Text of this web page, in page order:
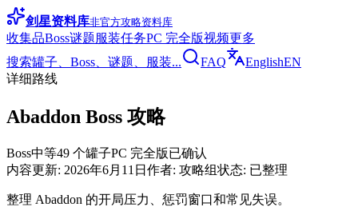
剑星资料库非官方攻略资料库
收集品Boss谜题服装任务PC 完全版视频更多
搜索罐子、Boss、谜题、服装...
FAQ EnglishEN
详细路线
Abaddon Boss 攻略
Boss中等49 个罐子PC 完全版已确认
内容更新: 2026年6月11日 作者: 攻略组状态: 已整理
整理 Abaddon 的开局压力、惩罚窗口和常见失误。